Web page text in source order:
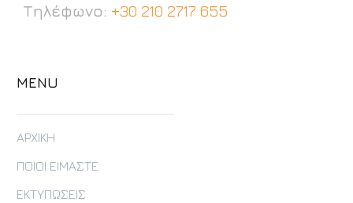
Τηλέφωνο: +30 210 2717 655
MENU
ΑΡΧΙΚΗ
ΠΟΙΟΙ ΕΙΜΑΣΤΕ
ΕΚΤΥΠΩΣΕΙΣ